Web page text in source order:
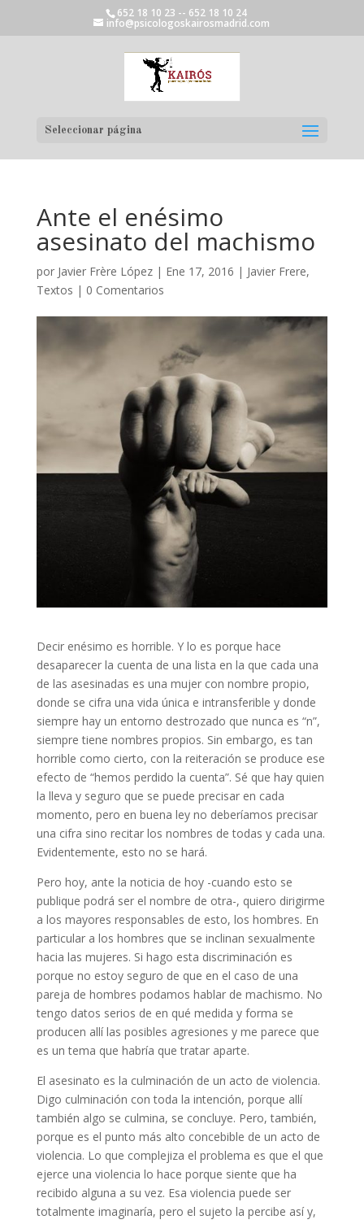
652 18 10 23 -- 652 18 10 24
info@psicologoskairosmadrid.com
Seleccionar página
Ante el enésimo
asesinato del machismo
por Javier Frère López| Ene 17, 2016 | Javier Frere,
Textos | 0 Comentarios
Decir enésimo es horrible. Y lo es porque hace
desaparecer la cuenta de una lista en la que cada una
de las asesinadas es una mujer con nombre propio,
donde se cifra una vida única e intransferible y donde
siempre hay un entorno destrozado que nunca es “n”,
siempre tiene nombres propios. Sin embargo, es tan
horrible como cierto, con la reiteración se produce ese
efecto de “hemos perdido la cuenta”. Sé que hay quien
la lleva y seguro que se puede precisar en cada
momento, pero en buena ley no deberíamos precisar
una cifra sino recitar los nombres de todas y cada una.
Evidentemente, esto no se hará.
Pero hoy, ante la noticia de hoy -cuando esto se
publique podrá ser el nombre de otra-, quiero dirigirme
a los mayores responsables de esto, los hombres. En
particular a los hombres que se inclinan sexualmente
hacia las mujeres. Si hago esta discriminación es
porque no estoy seguro de que en el caso de una
pareja de hombres podamos hablar de machismo. No
tengo datos serios de en qué medida y forma se
producen allí las posibles agresiones y me parece que
es un tema que habría que tratar aparte.
El asesinato es la culminación de un acto de violencia.
Digo culminación con toda la intención, porque allí
también algo se culmina, se concluye. Pero, también,
porque es el punto más alto concebible de un acto de
violencia. Lo que complejiza el problema es que el que
ejerce una violencia lo hace porque siente que ha
recibido alguna a su vez. Esa violencia puede ser
totalmente imaginaría, pero el sujeto la percibe así y,